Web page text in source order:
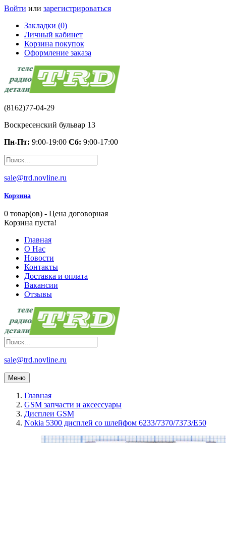
Войти или зарегистрироваться
Закладки (0)
Личный кабинет
Корзина покупок
Оформление заказа
(8162)77-04-29
Воскресенский бульвар 13
Пн-Пт: 9:00-19:00 Сб: 9:00-17:00
sale@trd.novline.ru
Корзина
0 товар(ов) - Цена договорная
Корзина пуста!
Главная
О Нас
Новости
Контакты
Доставка и оплата
Вакансии
Отзывы
sale@trd.novline.ru
Меню
Главная
GSM запчасти и аксессуары
Дисплеи GSM
Nokia 5300 дисплей со шлейфом 6233/7370/7373/E50